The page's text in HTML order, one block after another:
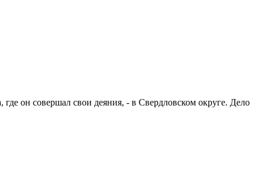
он совершал свои деяния, - в Свердловском округе. Дело